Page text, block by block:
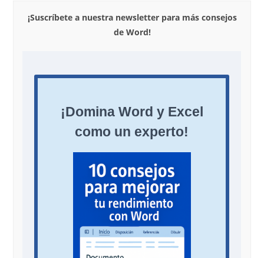
¡Suscríbete a nuestra newsletter para más consejos
de Word!